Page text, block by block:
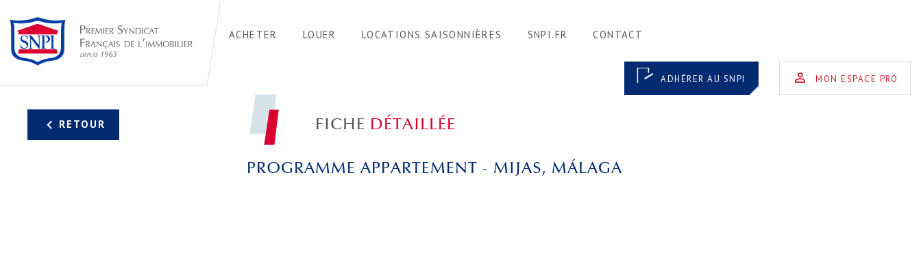
ACHETER LOUER LOCATIONS SAISONNIÈRES SNPI.FR CONTACT
ADHÉRER AU SNPI MON ESPACE PRO
FICHE DÉTAILLÉE
PROGRAMME APPARTEMENT - MIJAS, MÁLAGA